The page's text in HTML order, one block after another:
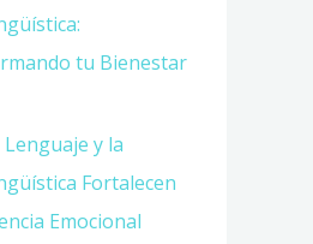
tu Bienestar
y la
Fortalecen
Emocional